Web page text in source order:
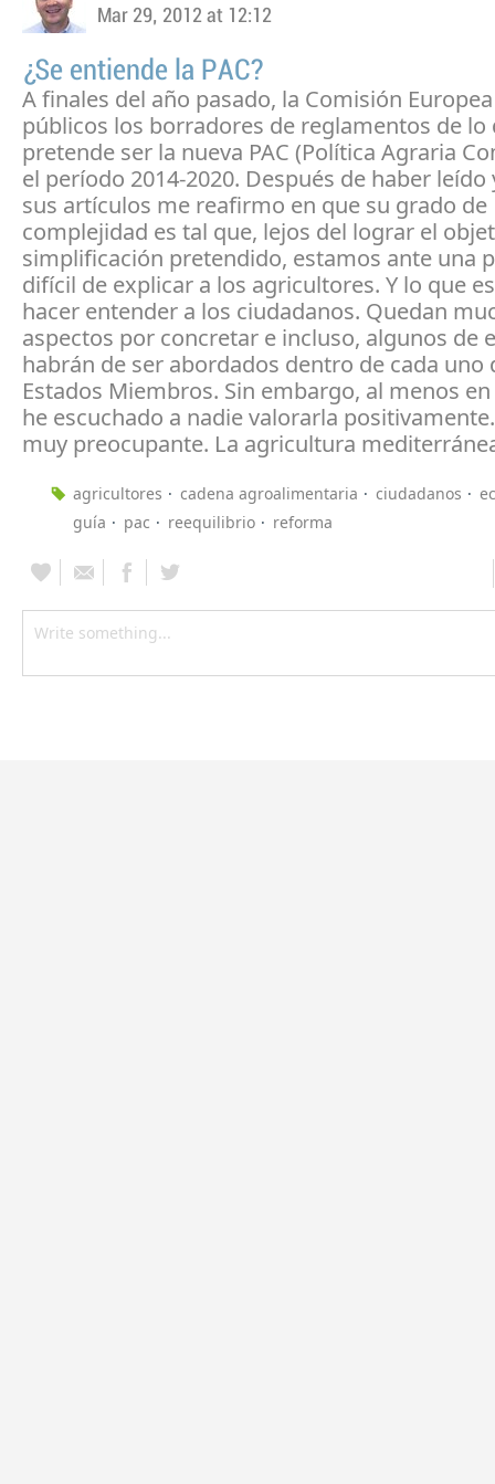
Mar 29, 2012 at 12:12
¿Se entiende la PAC?
A finales del año pasado, la Comisión
públicos los borradores de reglamentos de lo
pretende ser la nueva PAC (Política Agraria
el período 2014-2020. Después de haber leído
sus artículos me reafirmo en que su grado de
complejidad es tal que, lejos del lograr el
simplificación pretendido, estamos ante una
difícil de explicar a los agricultores. Y lo que
hacer entender a los ciudadanos. Quedan
aspectos por concretar e incluso, algunos de
habrán de ser abordados dentro de cada uno
Estados Miembros. Sin embargo, al menos
he escuchado a nadie valorarla
muy preocupante. La agricultura
agricultores cadena agroalimentaria ciudadanos
guía
pac reequilibrio reforma